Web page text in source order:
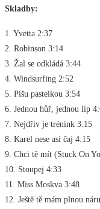
Skladby:
1. Yvetta 2:37
2. Robinson 3:14
3. Žal se odkládá 3:44
4. Windsurfing 2:52
5. Píšu pastelkou 3:54
6. Jednou hůř, jednou líp
7. Nejdřív je trénink 3:15
8. Karel nese asi čaj 4:15
9. Chci tě mít (Stuck On
10. Stoupej 4:33
11. Miss Moskva 3:48
12. Ještě tě mám plnou